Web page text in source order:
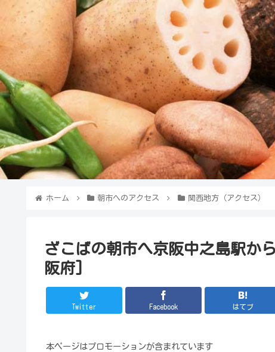
ホーム 朝市へのアクセス 関西地方（アクセス）
ざこばの朝市へ京阪中之島駅か
阪府]
Twitter Facebook はてブ
本ページはプロモーションが含まれています